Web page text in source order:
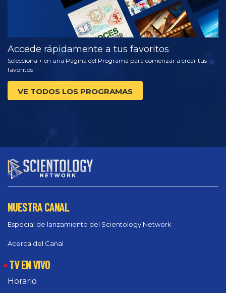
Accede rápidamente a tus favoritos
Selecciona + en una Página del Programa para comenzar a crear tus
favoritos
VE TODOS LOS PROGRAMAS
NUESTRA CANAL
Especial de lanzamiento del Scientology Network
Acerca del Canal
TV EN VIVO
Horario